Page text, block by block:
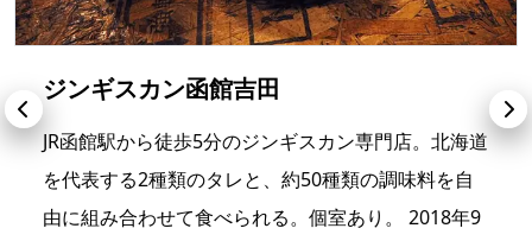
ジンギスカン函館吉田
JR函館駅から徒歩5分のジンギスカン専門店。北海道
を代表する2種類のタレと、約50種類の調味料を自
由に組み合わせて食べられる。個室あり。 2018年9